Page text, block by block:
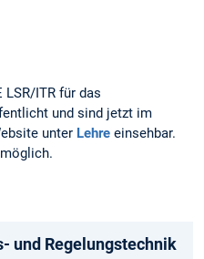
LSR/ITR für das
und sind jetzt im
unter Lehre einsehbar.
und Regelungstechnik